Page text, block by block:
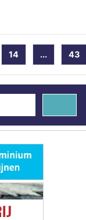
14 ... 43